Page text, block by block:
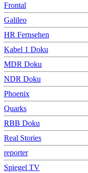
Frontal
Galileo
HR Fernsehen
Kabel 1 Doku
MDR Doku
NDR Doku
Phoenix
Quarks
RBB Doku
Real Stories
reporter
Spiegel TV